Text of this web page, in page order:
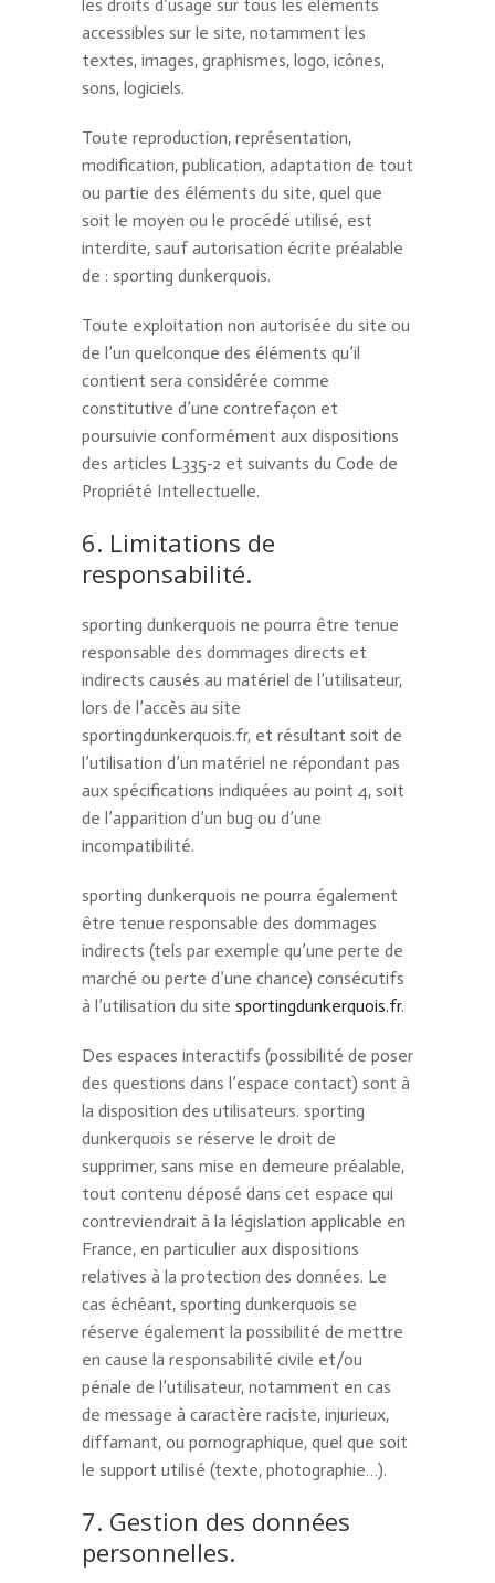
les droits d’usage sur tous les éléments
accessibles sur le site, notamment les
textes, images, graphismes, logo, icônes,
sons, logiciels.
Toute reproduction, représentation,
modification, publication, adaptation de tout
ou partie des éléments du site, quel que
soit le moyen ou le procédé utilisé, est
interdite, sauf autorisation écrite préalable
de : sporting dunkerquois.
Toute exploitation non autorisée du site ou
de l’un quelconque des éléments qu’il
contient sera considérée comme
constitutive d’une contrefaçon et
poursuivie conformément aux dispositions
des articles L.335-2 et suivants du Code de
Propriété Intellectuelle.
6. Limitations de
responsabilité.
sporting dunkerquois ne pourra être tenue
responsable des dommages directs et
indirects causés au matériel de l’utilisateur,
lors de l’accès au site
sportingdunkerquois.fr, et résultant soit de
l’utilisation d’un matériel ne répondant pas
aux spécifications indiquées au point 4, soit
de l’apparition d’un bug ou d’une
incompatibilité.
sporting dunkerquois ne pourra également
être tenue responsable des dommages
indirects (tels par exemple qu’une perte de
marché ou perte d’une chance) consécutifs
à l’utilisation du site sportingdunkerquois.fr.
Des espaces interactifs (possibilité de poser
des questions dans l’espace contact) sont à
la disposition des utilisateurs. sporting
dunkerquois se réserve le droit de
supprimer, sans mise en demeure préalable,
tout contenu déposé dans cet espace qui
contreviendrait à la législation applicable en
France, en particulier aux dispositions
relatives à la protection des données. Le
cas échéant, sporting dunkerquois se
réserve également la possibilité de mettre
en cause la responsabilité civile et/ou
pénale de l’utilisateur, notamment en cas
de message à caractère raciste, injurieux,
diffamant, ou pornographique, quel que soit
le support utilisé (texte, photographie…).
7. Gestion des données
personnelles.